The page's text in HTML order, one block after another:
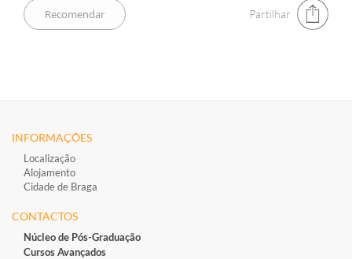
Partilhar
INFORMAÇÕES
Localização
Alojamento
Cidade de Braga
CONTACTOS
Núcleo de Pós-Graduação
Cursos Avançados